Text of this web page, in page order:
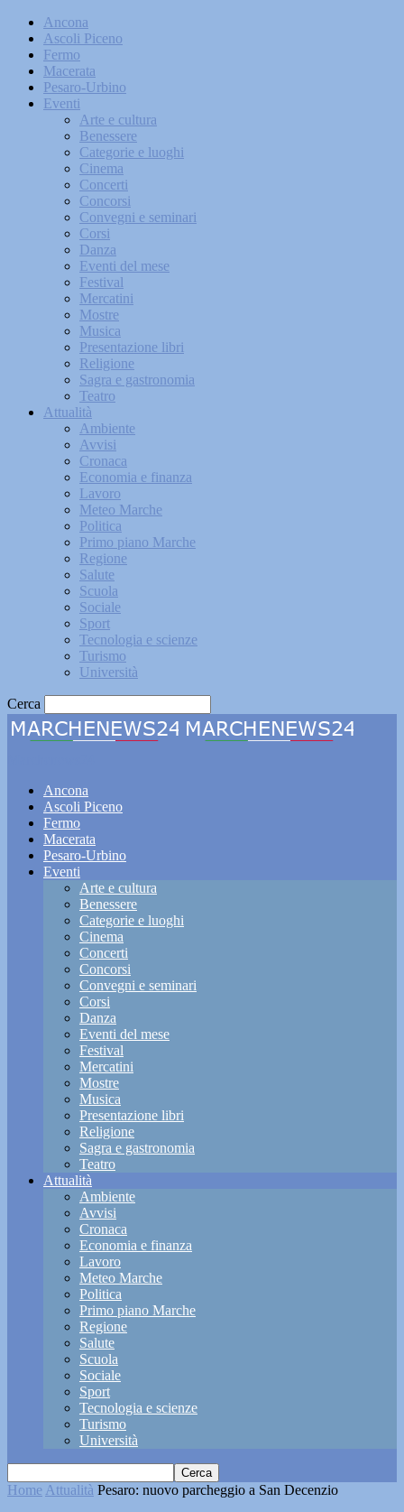
Ancona
Ascoli Piceno
Fermo
Macerata
Pesaro-Urbino
Eventi
Arte e cultura
Benessere
Categorie e luoghi
Cinema
Concerti
Concorsi
Convegni e seminari
Corsi
Danza
Eventi del mese
Festival
Mercatini
Mostre
Musica
Presentazione libri
Religione
Sagra e gastronomia
Teatro
Attualità
Ambiente
Avvisi
Cronaca
Economia e finanza
Lavoro
Meteo Marche
Politica
Primo piano Marche
Regione
Salute
Scuola
Sociale
Sport
Tecnologia e scienze
Turismo
Università
Cerca
Ancona
Ascoli Piceno
Fermo
Macerata
Pesaro-Urbino
Eventi
Arte e cultura
Benessere
Categorie e luoghi
Cinema
Concerti
Concorsi
Convegni e seminari
Corsi
Danza
Eventi del mese
Festival
Mercatini
Mostre
Musica
Presentazione libri
Religione
Sagra e gastronomia
Teatro
Attualità
Ambiente
Avvisi
Cronaca
Economia e finanza
Lavoro
Meteo Marche
Politica
Primo piano Marche
Regione
Salute
Scuola
Sociale
Sport
Tecnologia e scienze
Turismo
Università
Home Attualità Pesaro: nuovo parcheggio a San Decenzio